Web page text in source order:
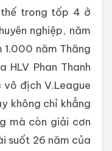
thế trong tốp 4 ở
nghiệp, năm
1.000 năm Thăng
Phan Thanh
địch V.League
không chỉ khẳng
mà còn giải cơn
suốt 26 năm của